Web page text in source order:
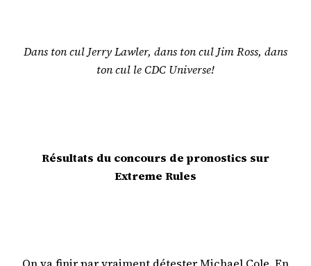
Dans ton cul Jerry Lawler, dans ton cul Jim Ross, dans
ton cul le CDC Universe!
Résultats du concours de pronostics sur
Extreme Rules